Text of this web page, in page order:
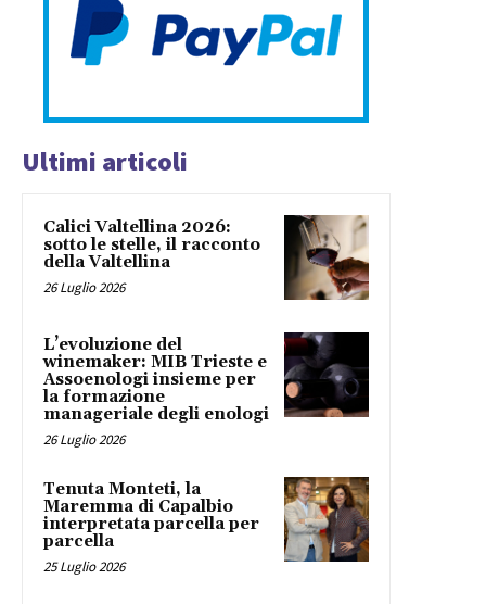
Ultimi articoli
Calici Valtellina 2026:
sotto le stelle, il racconto
della Valtellina
26 Luglio 2026
L’evoluzione del
winemaker: MIB Trieste e
Assoenologi insieme per
la formazione
manageriale degli enologi
26 Luglio 2026
Tenuta Monteti, la
Maremma di Capalbio
interpretata parcella per
parcella
25 Luglio 2026